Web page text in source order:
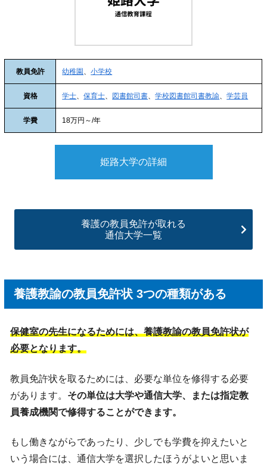
教員免許 幼稚園 、小学校
資格 学士 、保育士 図書館司書 、学校図書館司書教諭 、学芸員
学費 18万円～/年
姫路大学の詳細
養護の教員免許が取れる
通信大学一覧
養護教諭の教員免許状 3つの種類がある
保健室の先生になるためには、養護教諭の教員免許状が
必要となります。
教員免許状を取るためには、必要な単位を修得する必要
があります。 その単位は大学や通信大学、または指定教
員養成機関で修得することができます。
もし働きながらであったり、少しでも学費を抑えたいと
いう場合には、通信大学を選択したほうがよいと思いま